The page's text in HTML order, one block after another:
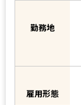
勤務地
雇用形態